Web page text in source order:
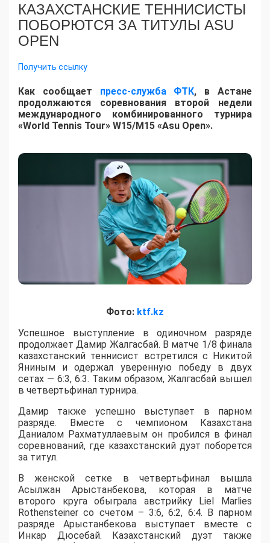
КАЗАХСТАНСКИЕ ТЕННИСИСТЫ
ПОБОРЮТСЯ ЗА ТИТУЛЫ ASU
OPEN
Получить ссылку
Как сообщает пресс-служба ФТК, в Астане
продолжаются соревнования второй недели
международного комбинированного турнира
«World Tennis Tour» W15/M15 «Asu Open».
Фото: ktf.kz
Успешное выступление в одиночном разряде
продолжает Дамир Жалгасбай. В матче 1/8 финала
казахстанский теннисист встретился с Никитой
Яниным и одержал уверенную победу в двух
сетах — 6:3, 6:3. Таким образом, Жалгасбай вышел
в четвертьфинал турнира.
Дамир также успешно выступает в парном
разряде. Вместе с чемпионом Казахстана
Даниалом Рахматуллаевым он пробился в финал
соревнований, где казахстанский дуэт поборется
за титул.
В женской сетке в четвертьфинал вышла
Асылжан Арыстанбекова, которая в матче
второго круга обыграла австрийку Liel Marlies
Rothensteiner со счетом – 3:6, 6:2, 6:4. В парном
разряде Арыстанбекова выступает вместе с
Инкар Дюсебай. Казахстанский дуэт также